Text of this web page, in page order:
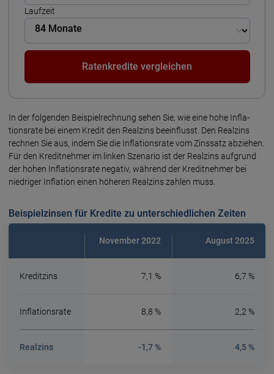
Laufzeit
Ratenkredite vergleichen
In der folgenden Bei­spiel­rechnung sehen Sie, wie eine hohe Infla­
tions­rate bei einem Kredit den Real­zins beeinflusst. Den Realzins
rechnen Sie aus, indem Sie die Inflationsrate vom Zinssatz abziehen.
Für den Kredit­nehmer im linken Szenario ist der Realzins aufgrund
der hohen Inflationsrate negativ, während der Kreditnehmer bei
niedriger Inflation einen höheren Realzins zahlen muss.
Beispielzinsen für Kredite zu unterschiedlichen Zeiten
November 2022 August 2025
Kreditzins 7,1 % 6,7 %
Inflationsrate 8,8 % 2,2 %
Realzins -1,7 % 4,5 %